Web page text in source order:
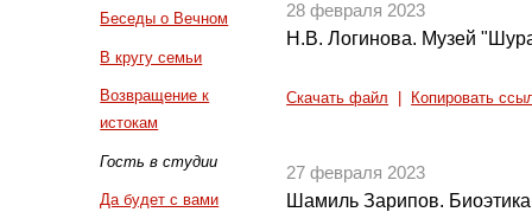
Беседы о Вечном
В кругу семьи
Возвращение к
истокам
Гость в студии
Да будет с вами
28 февраля 2023
Н.В. Логинова. Музей
Скачать файл Копировать
27 февраля 2023
Шамиль Зарипов.